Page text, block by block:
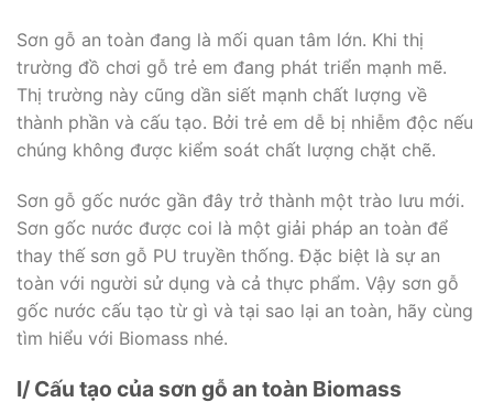
Sơn gỗ an toàn đang là mối quan tâm lớn. Khi thị
trường đồ chơi gỗ trẻ em đang phát triển mạnh mẽ.
Thị trường này cũng dần siết mạnh chất lượng về
thành phần và cấu tạo. Bởi trẻ em dễ bị nhiễm độc nếu
chúng không được kiểm soát chất lượng chặt chẽ.
Sơn gỗ gốc nước gần đây trở thành một trào lưu mới.
Sơn gốc nước được coi là một giải pháp an toàn để
thay thế sơn gỗ PU truyền thống. Đặc biệt là sự an
toàn với người sử dụng và cả thực phẩm. Vậy sơn gỗ
gốc nước cấu tạo từ gì và tại sao lại an toàn, hãy cùng
tìm hiểu với Biomass nhé.
I/ Cấu tạo của sơn gỗ an toàn Biomass